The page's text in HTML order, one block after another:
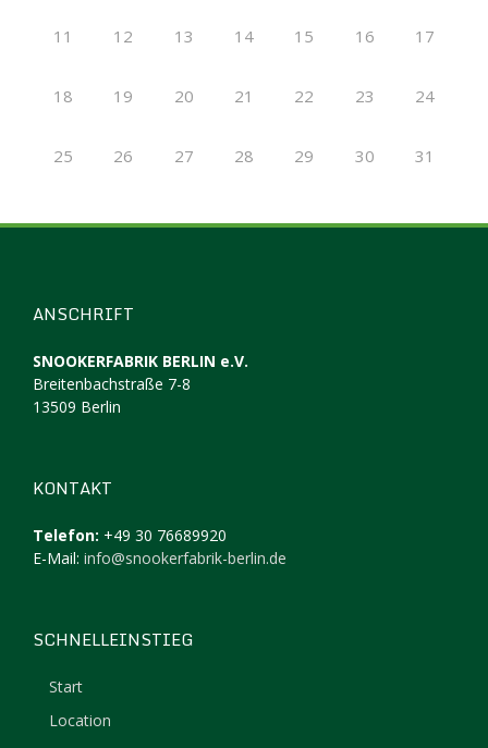
11 12 13 14 15 16 17
18 19 20 21 22 23 24
25 26 27 28 29 30 31
ANSCHRIFT
SNOOKERFABRIK BERLIN e.V.
Breitenbachstraße 7-8
13509 Berlin
KONTAKT
Telefon: +49 30 76689920
E-Mail: info@snookerfabrik-berlin.de
SCHNELLEINSTIEG
Start
Location